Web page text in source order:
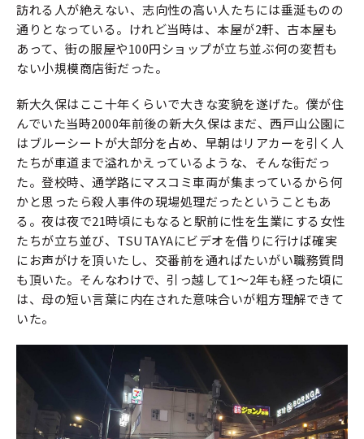
訪れる人が絶えない、志向性の高い人たちには垂涎ものの
通りとなっている。けれど当時は、本屋が2軒、古本屋も
あって、街の服屋や100円ショップが立ち並ぶ何の変哲も
ない小規模商店街だった。
新大久保はここ十年くらいで大きな変貌を遂げた。僕が住
んでいた当時2000年前後の新大久保はまだ、西戸山公園に
はブルーシートが大部分を占め、早朝はリアカーを引く人
たちが車道まで溢れかえっているような、そんな街だっ
た。登校時、通学路にマスコミ車両が集まっているから何
かと思ったら殺人事件の現場処理だったということもあ
る。夜は夜で21時頃にもなると駅前に性を生業にする女性
たちが立ち並び、TSUTAYAにビデオを借りに行けば確実
にお声がけを頂いたし、交番前を通ればたいがい職務質問
も頂いた。そんなわけで、引っ越して1～2年も経った頃に
は、母の短い言葉に内在された意味合いが粗方理解できて
いた。